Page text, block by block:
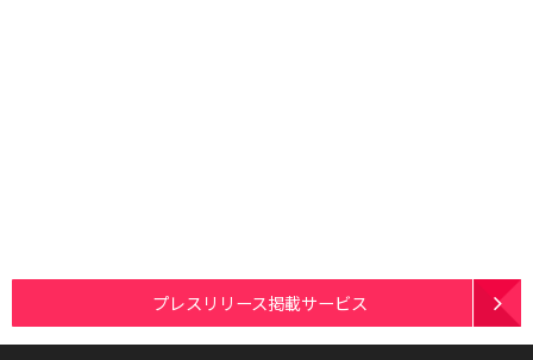
プレスリリース掲載サービス